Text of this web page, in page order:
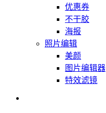
优惠券
不干胶
海报
照片编辑
美颜
图片编辑器
特效滤镜